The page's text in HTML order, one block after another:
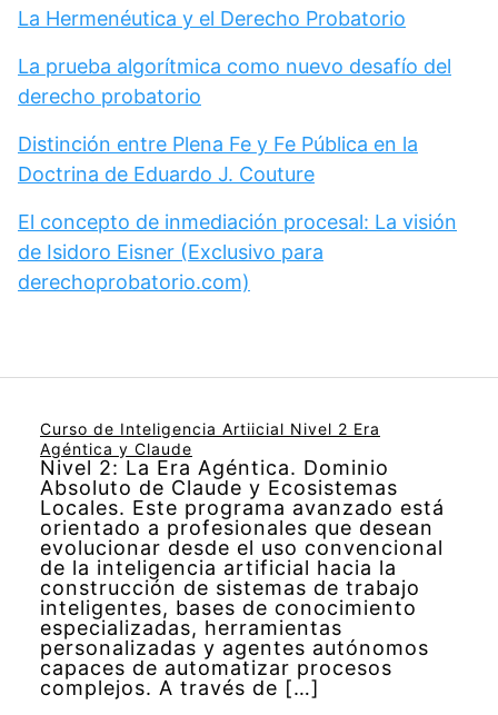
La Hermenéutica y el Derecho Probatorio
La prueba algorítmica como nuevo desafío del
derecho probatorio
Distinción entre Plena Fe y Fe Pública en la
Doctrina de Eduardo J. Couture
El concepto de inmediación procesal: La visión
de Isidoro Eisner (Exclusivo para
derechoprobatorio.com)
Curso de Inteligencia Artiicial Nivel 2 Era
Agéntica y Claude
Nivel 2: La Era Agéntica. Dominio
Absoluto de Claude y Ecosistemas
Locales. Este programa avanzado está
orientado a profesionales que desean
evolucionar desde el uso convencional
de la inteligencia artificial hacia la
construcción de sistemas de trabajo
inteligentes, bases de conocimiento
especializadas, herramientas
personalizadas y agentes autónomos
capaces de automatizar procesos
complejos. A través de […]